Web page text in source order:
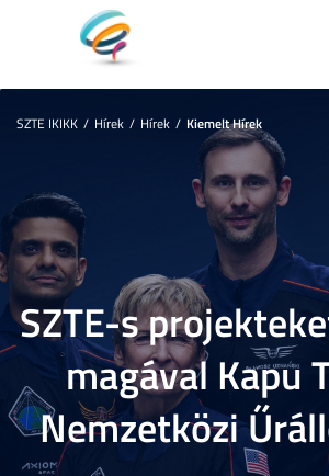
SZTE IKIKK Hírek Hírek Kiemelt Hírek
SZTE-s
magával Kapu
Nemzetközi